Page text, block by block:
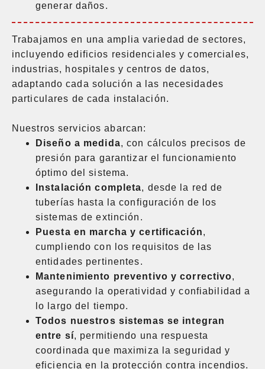
generar daños.
Trabajamos en una amplia variedad de sectores,
incluyendo edificios residenciales y comerciales,
industrias, hospitales y centros de datos,
adaptando cada solución a las necesidades
particulares de cada instalación.
Nuestros servicios abarcan:
Diseño a medida, con cálculos precisos de
presión para garantizar el funcionamiento
óptimo del sistema.
Instalación completa, desde la red de
tuberías hasta la configuración de los
sistemas de extinción.
Puesta en marcha y certificación,
cumpliendo con los requisitos de las
entidades pertinentes.
Mantenimiento preventivo y correctivo,
asegurando la operatividad y confiabilidad a
lo largo del tiempo.
Todos nuestros sistemas se integran
entre sí, permitiendo una respuesta
coordinada que maximiza la seguridad y
eficiencia en la protección contra incendios.